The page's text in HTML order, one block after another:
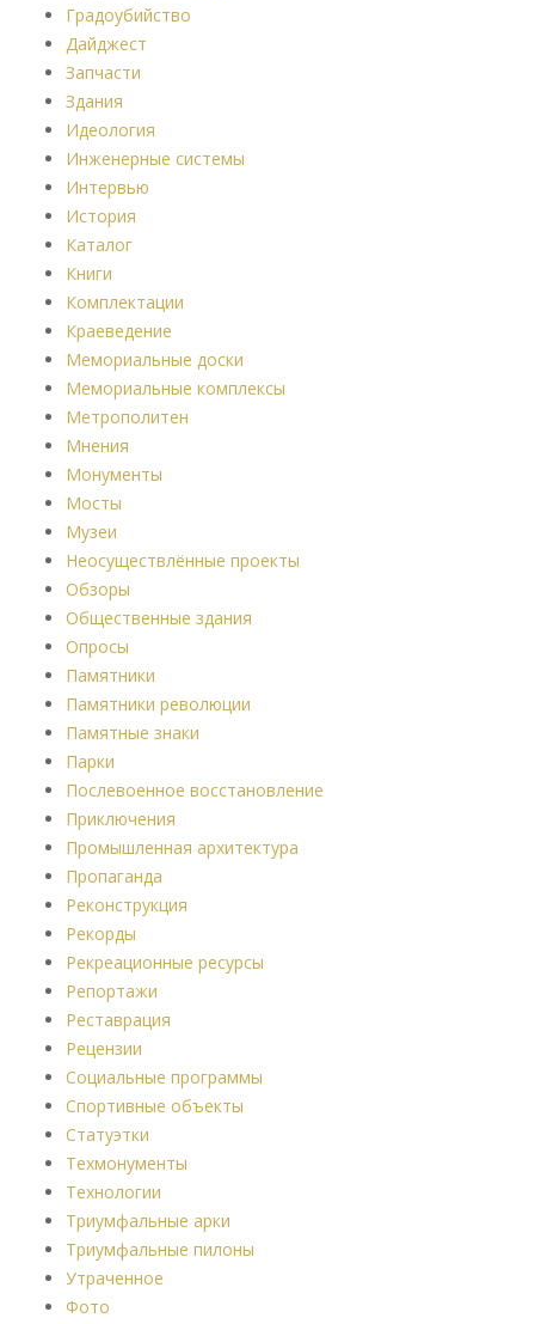
Градоубийство
Дайджест
Запчасти
Здания
Идеология
Инженерные системы
Интервью
История
Каталог
Книги
Комплектации
Краеведение
Мемориальные доски
Мемориальные комплексы
Метрополитен
Мнения
Монументы
Мосты
Музеи
Неосуществлённые проекты
Обзоры
Общественные здания
Опросы
Памятники
Памятники революции
Памятные знаки
Парки
Послевоенное восстановление
Приключения
Промышленная архитектура
Пропаганда
Реконструкция
Рекорды
Рекреационные ресурсы
Репортажи
Реставрация
Рецензии
Социальные программы
Спортивные объекты
Статуэтки
Техмонументы
Технологии
Триумфальные арки
Триумфальные пилоны
Утраченное
Фото